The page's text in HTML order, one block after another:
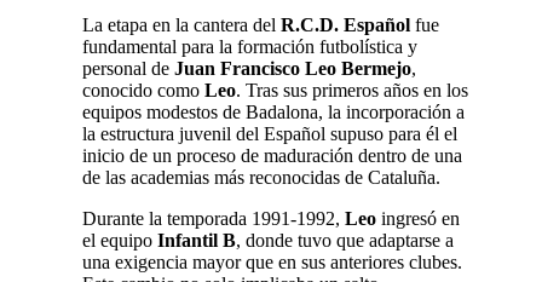
La etapa en la cantera del R.C.D. Español fue
fundamental para la formación futbolística y
personal de Juan Francisco Leo Bermejo,
conocido como Leo. Tras sus primeros años en los
equipos modestos de Badalona, la incorporación a
la estructura juvenil del Español supuso para él el
inicio de un proceso de maduración dentro de una
de las academias más reconocidas de Cataluña.
Durante la temporada 1991-1992, Leo ingresó en
el equipo Infantil B, donde tuvo que adaptarse a
una exigencia mayor que en sus anteriores clubes.